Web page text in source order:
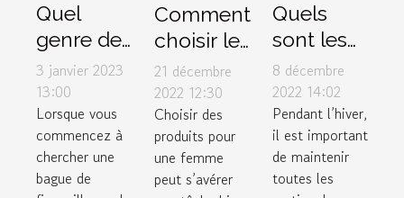
Quel
genre de
bague de
fiançailles
faut-il
offrir à sa
chérie ?
3 janvier 2023
13:00
Lorsque vous
commencez à
chercher une
bague de
Comment
choisir le
meilleur
box pour
femme ?
21 décembre
2022 12:30
Choisir des
produits pour
une femme
peut s’avérer
Quels
sont les
critères
de choix
d’une
parfaite
paire de
8 décembre
2022 14:02
Pendant l’hiver,
il est important
de maintenir
toutes les